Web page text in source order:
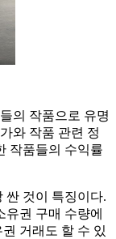
의 작품으로 유명
와 작품 관련 정
작품들의 수익률
싼 것이 특징이다.
유권 구매 수량에
거래도 할 수 있